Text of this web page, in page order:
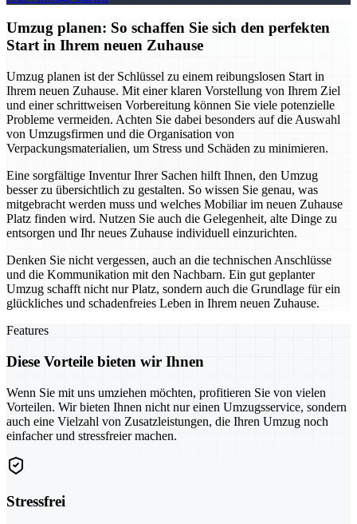
Umzug planen: So schaffen Sie sich den perfekten
Start in Ihrem neuen Zuhause
Umzug planen ist der Schlüssel zu einem reibungslosen Start in
Ihrem neuen Zuhause. Mit einer klaren Vorstellung von Ihrem Ziel
und einer schrittweisen Vorbereitung können Sie viele potenzielle
Probleme vermeiden. Achten Sie dabei besonders auf die Auswahl
von Umzugsfirmen und die Organisation von
Verpackungsmaterialien, um Stress und Schäden zu minimieren.
Eine sorgfältige Inventur Ihrer Sachen hilft Ihnen, den Umzug
besser zu übersichtlich zu gestalten. So wissen Sie genau, was
mitgebracht werden muss und welches Mobiliar im neuen Zuhause
Platz finden wird. Nutzen Sie auch die Gelegenheit, alte Dinge zu
entsorgen und Ihr neues Zuhause individuell einzurichten.
Denken Sie nicht vergessen, auch an die technischen Anschlüsse
und die Kommunikation mit den Nachbarn. Ein gut geplanter
Umzug schafft nicht nur Platz, sondern auch die Grundlage für ein
glückliches und schadenfreies Leben in Ihrem neuen Zuhause.
Features
Diese Vorteile bieten wir Ihnen
Wenn Sie mit uns umziehen möchten, profitieren Sie von vielen
Vorteilen. Wir bieten Ihnen nicht nur einen Umzugsservice, sondern
auch eine Vielzahl von Zusatzleistungen, die Ihren Umzug noch
einfacher und stressfreier machen.
Stressfrei